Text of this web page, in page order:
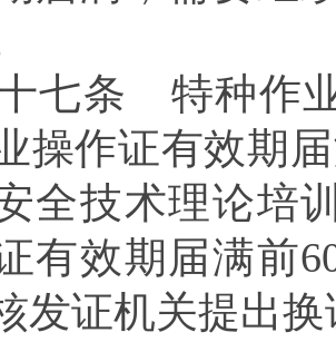
七条 特种作
操作证有效期
全技术理论培
有效期届满前
发证机关提出